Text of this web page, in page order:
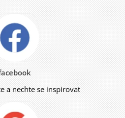
a nechte se inspirovat